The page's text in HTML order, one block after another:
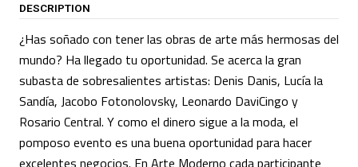
DESCRIPTION
¿Has soñado con tener las obras de arte más hermosas del
mundo? Ha llegado tu oportunidad. Se acerca la gran
subasta de sobresalientes artistas: Denis Danis, Lucía la
Sandía, Jacobo Fotonolovsky, Leonardo DaviCingo y
Rosario Central. Y como el dinero sigue a la moda, el
pomposo evento es una buena oportunidad para hacer
excelentes negocios. En Arte Moderno cada participante